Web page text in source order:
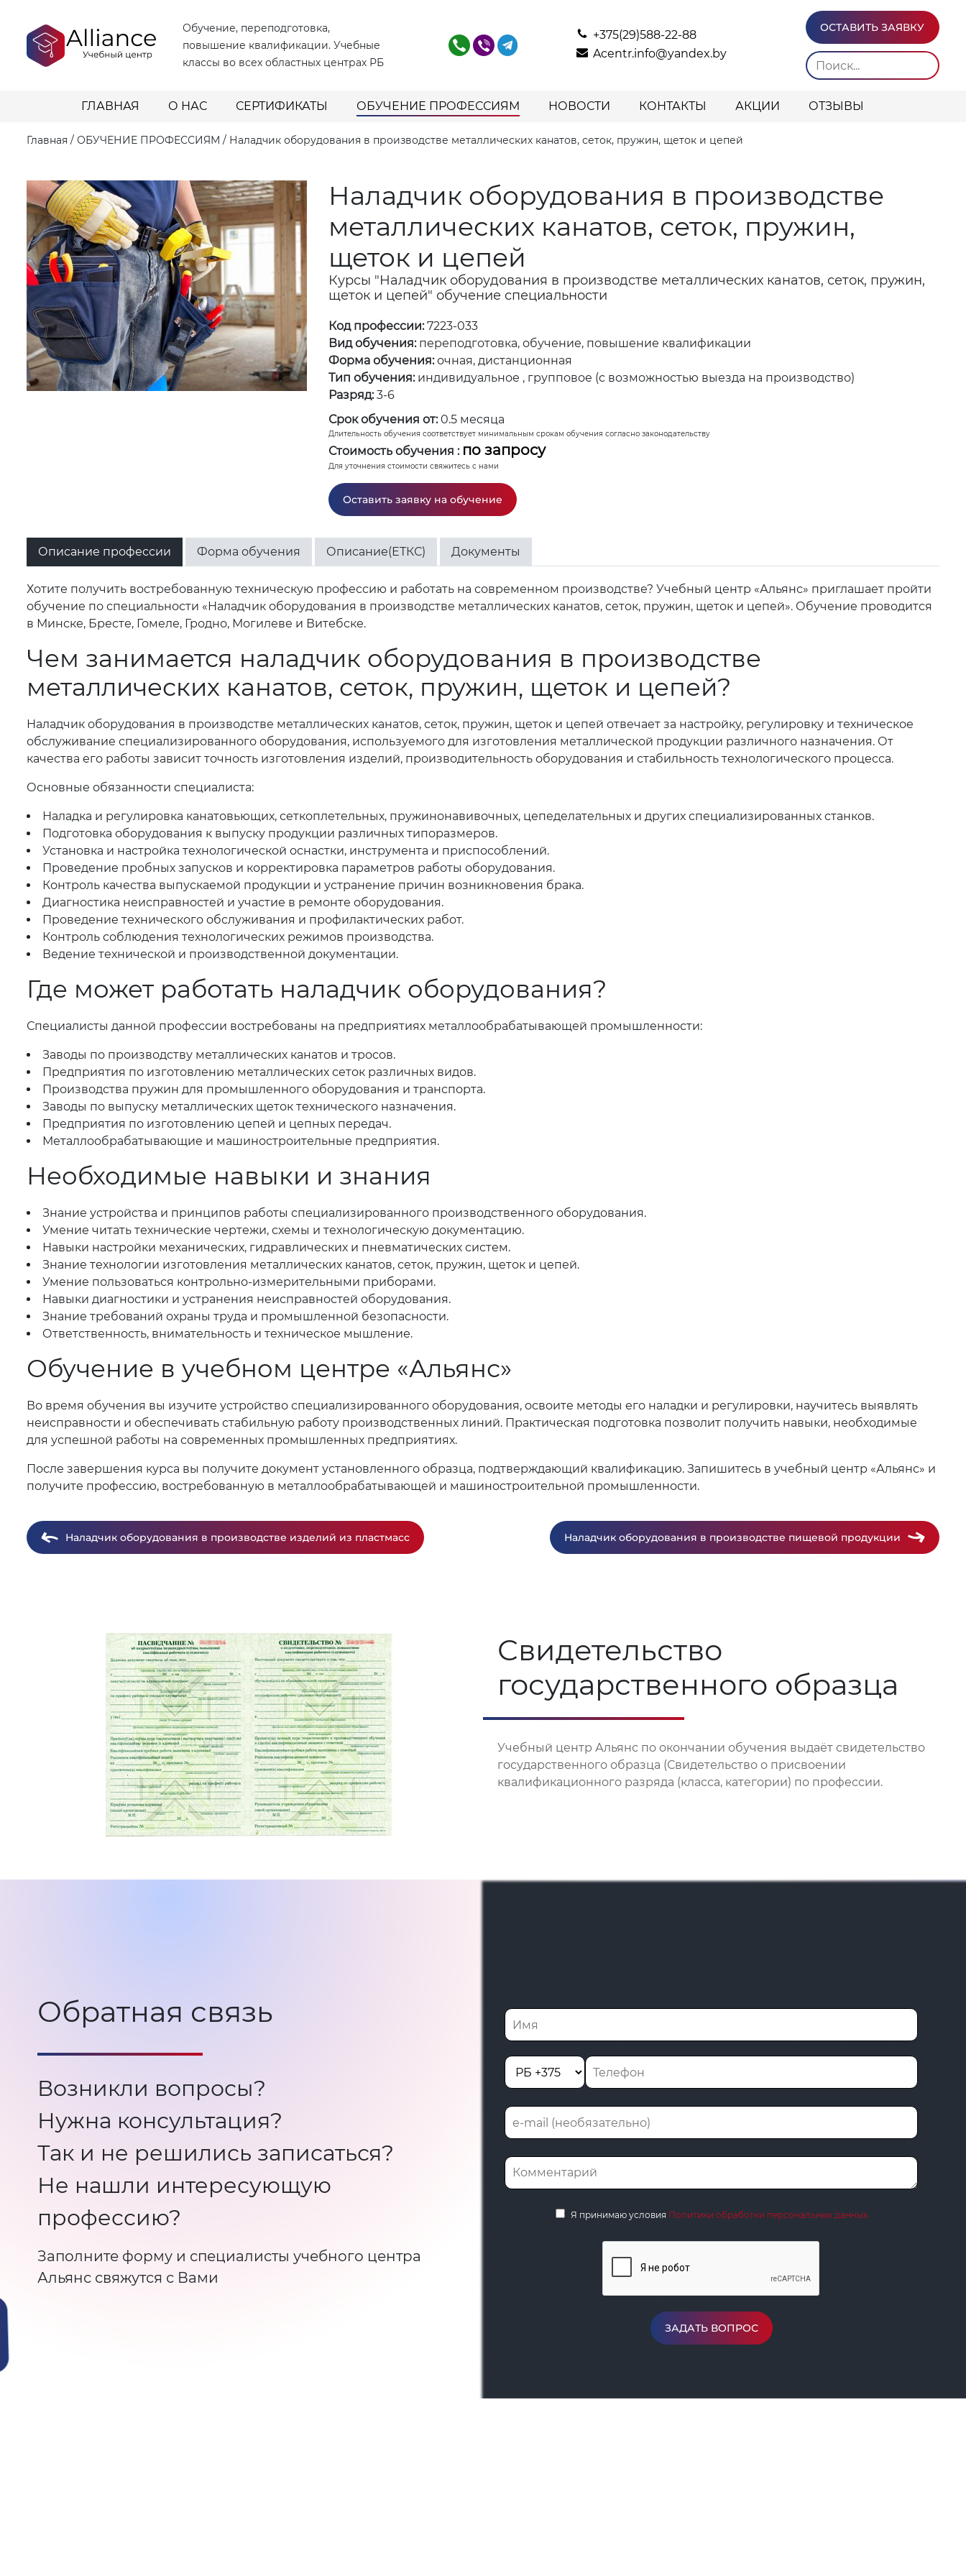
Обучение, переподготовка,
повышение квалификации. Учебные
классы во всех областных центрах РБ
+375(29)588-22-88
Acentr.info@yandex.by
ОСТАВИТЬ ЗАЯВКУ
ГЛАВНАЯ О НАС СЕРТИФИКАТЫ ОБУЧЕНИЕ ПРОФЕССИЯМ НОВОСТИ КОНТАКТЫ АКЦИИ ОТЗЫВЫ
Главная / ОБУЧЕНИЕ ПРОФЕССИЯМ / Наладчик оборудования в производстве металлических канатов, сеток, пружин, щеток и цепей
Наладчик оборудования в производстве
металлических канатов, сеток, пружин,
щеток и цепей
Курсы "Наладчик оборудования в производстве металлических канатов, сеток, пружин,
щеток и цепей" обучение специальности
Код профессии:7223-033
Вид обучения: переподготовка, обучение, повышение квалификации
Форма обучения: очная, дистанционная
Тип обучения: индивидуальное , групповое (с возможностью выезда на производство)
Разряд: 3-6
Срок обучения от: 0.5 месяца
Длительность обучения соответствует минимальным срокам обучения согласно законодательству
Стоимость обучения : по запросу
Для уточнения стоимости свяжитесь с нами
Оставить заявку на обучение
Описание профессии Форма обучения Описание(ЕТКС) Документы
Хотите получить востребованную техническую профессию и работать на современном производстве? Учебный центр «Альянс» приглашает пройти
обучение по специальности «Наладчик оборудования в производстве металлических канатов, сеток, пружин, щеток и цепей». Обучение проводится
в Минске, Бресте, Гомеле, Гродно, Могилеве и Витебске.
Чем занимается наладчик оборудования в производстве
металлических канатов, сеток, пружин, щеток и цепей?
Наладчик оборудования в производстве металлических канатов, сеток, пружин, щеток и цепей отвечает за настройку, регулировку и техническое
обслуживание специализированного оборудования, используемого для изготовления металлической продукции различного назначения. От
качества его работы зависит точность изготовления изделий, производительность оборудования и стабильность технологического процесса.
Основные обязанности специалиста:
Наладка и регулировка канатовьющих, сеткоплетельных, пружинонавивочных, цепеделательных и других специализированных станков.
Подготовка оборудования к выпуску продукции различных типоразмеров.
Установка и настройка технологической оснастки, инструмента и приспособлений.
Проведение пробных запусков и корректировка параметров работы оборудования.
Контроль качества выпускаемой продукции и устранение причин возникновения брака.
Диагностика неисправностей и участие в ремонте оборудования.
Проведение технического обслуживания и профилактических работ.
Контроль соблюдения технологических режимов производства.
Ведение технической и производственной документации.
Где может работать наладчик оборудования?
Специалисты данной профессии востребованы на предприятиях металлообрабатывающей промышленности:
Заводы по производству металлических канатов и тросов.
Предприятия по изготовлению металлических сеток различных видов.
Производства пружин для промышленного оборудования и транспорта.
Заводы по выпуску металлических щеток технического назначения.
Предприятия по изготовлению цепей и цепных передач.
Металлообрабатывающие и машиностроительные предприятия.
Необходимые навыки и знания
Знание устройства и принципов работы специализированного производственного оборудования.
Умение читать технические чертежи, схемы и технологическую документацию.
Навыки настройки механических, гидравлических и пневматических систем.
Знание технологии изготовления металлических канатов, сеток, пружин, щеток и цепей.
Умение пользоваться контрольно-измерительными приборами.
Навыки диагностики и устранения неисправностей оборудования.
Знание требований охраны труда и промышленной безопасности.
Ответственность, внимательность и техническое мышление.
Обучение в учебном центре «Альянс»
Во время обучения вы изучите устройство специализированного оборудования, освоите методы его наладки и регулировки, научитесь выявлять
неисправности и обеспечивать стабильную работу производственных линий. Практическая подготовка позволит получить навыки, необходимые
для успешной работы на современных промышленных предприятиях.
После завершения курса вы получите документ установленного образца, подтверждающий квалификацию. Запишитесь в учебный центр «Альянс» и
получите профессию, востребованную в металлообрабатывающей и машиностроительной промышленности.
Наладчик оборудования в производстве изделий из пластмасс Наладчик оборудования в производстве пищевой продукции
Свидетельство
государственного образца
Учебный центр Альянс по окончании обучения выдаёт свидетельство
государственного образца (Свидетельство о присвоении
квалификационного разряда (класса, категории) по профессии.
Обратная связь
Возникли вопросы?
Нужна консультация?
Так и не решились записаться?
Не нашли интересующую
профессию?
Заполните форму и специалисты учебного центра
Альянс свяжутся с Вами
Я принимаю условия Политики обработки персональных данных
ЗАДАТЬ ВОПРОС